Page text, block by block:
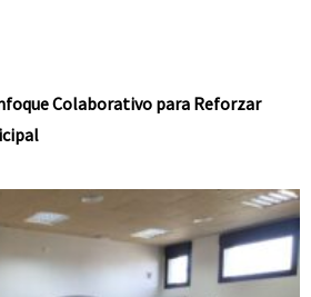
Colaborativo para Reforzar